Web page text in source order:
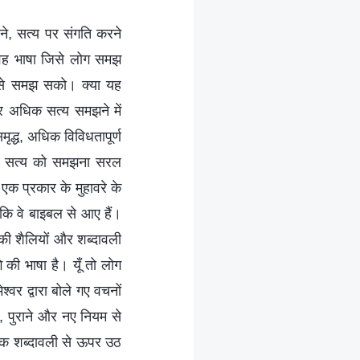
प्रक्रिया का इस्तेमाल करता है, पर उसके पास कोई अभ्यास या अनुभव नहीं है, तो वह सत्य प्राप्त नहीं कर सकता। चीजों को न जाँचने-परखने के अलावा परमेश्वर के वचनों के प्रति एक सकारात्मक रवैया क्या हो सकता है? स्वीकृति, सहयोग और बिना किसी समझौते के समर्पण। सचमुच, अगर कोई इस अध्ययन के लिए सबसे ज्यादा योग्य है, तो वह मैं हूं, फिर भी मैं कभी ऐसा नहीं करता। मैं कभी नहीं कहता, “ये वचन कहां से आते हैं? मुझे ये किसने बताए? मैं इन्हें कैसे जानता हूं? मैंने इन्हें कब जाना? क्या दूसरे भी इन्हें जानते हैं? जब मैं इन्हें कहता हूं तो क्या ये नतीजे लाएंगे? इनसे क्या हासिल होगा? मैं इतने सारे लोगों की अगुवाई करता हूँ—अगर मुझे आखिर में मनवांछित नतीजे न मिले, अगर मैं उन्हें उद्धार के मार्ग पर न ले गया तो मैं क्या करूँगा?” मुझे बताओ—क्या ये ऐसी चीजें हैं जिन्हें जाँचना-परखना चाहिए? (नहीं, ये ऐसी चीजें नहीं हैं।) मैं इन चीजों को कभी नहीं जाँचता-परखता। मैं जो कुछ भी कहना चाहता हूँ, मैं तुम लोगों को जो कुछ भी बताना चाहता हूँ, मैं तुमसे सीधे कह देता हूँ। मुझे इनके अध्ययन के लिए मानसिक प्रक्रिया से गुजरने की जरूरत नहीं है। मुझे सिर्फ यह ध्यान रखने की जरूरत होती है कि अगर मैं इसे एक खास तरीके से कहूं तो क्या तुम लोग इसे समझ पाओगे; क्या मुझे ज्यादा ठोस तरीके से बात करनी चाहिए, क्या मुझे और ज्यादा उदाहरणों और किस्सों का संदर्भ देना चाहिए जिनसे तुम्हें अधिक ठोस जानकारी और अभ्यास का एक अधिक ठोस मार्ग मिल सके; क्या जो कुछ मैंने कहा है तुम लोग उसे समझ पाए हो; क्या मेरी शब्दावली में, मेरे बोलने की शैली और लहजे में, या मेरी व्याकरण या मेरे वाक्यांशों में कोई ऐसी चीज है जिससे तुम लोग गलतफहमी या उलझन में पड़ सकते हो; या मेरे व्याख्यान में कोई ऐसी चीज है जो तुम लोगों को अमूर्त, रहस्यमयी या खोखली प्रतीत हो। मुझे सिर्फ इन चीजों को देखना और इनका ध्यान रखना पड़ता है। मैं बाकी चीजों को नहीं जाँचता-परखता हूँ। यह मेरे लिए सामान्य बात है कि मैं चीजों को न जाँचूँ-परखूँ, पर क्या तुम लोगों के लिए भी यह सामान्य बात है? तुम लोगों के लिए चीजों को जाँचना-परखना काफी सामान्य बात है; ऐसा न करना असामान्य होगा। यह भ्रष्ट मानवजाति की सहजप्रवृत्ति और प्रकृति के उकसावों की उपज है। तुम सभी के लिए चीजों की जाँच-पड़ताल करना निश्चित है। फिर भी एक ऐसी चीज है जो इस समस्या का समाधा